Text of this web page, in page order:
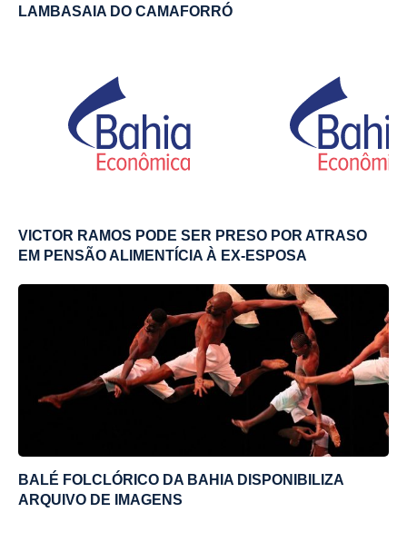
LAMBASAIA DO CAMAFORRÓ
VICTOR RAMOS PODE SER PRESO POR ATRASO
EM PENSÃO ALIMENTÍCIA À EX-ESPOSA
BALÉ FOLCLÓRICO DA BAHIA DISPONIBILIZA
ARQUIVO DE IMAGENS